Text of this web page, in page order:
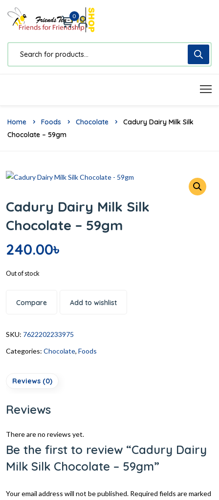
0
Home Foods Chocolate
Cadury Dairy Milk Silk
Chocolate – 59gm
Cadury Dairy Milk Silk
Chocolate – 59gm
240.00৳
Out of stock
Compare Add to wishlist
SKU: 7622202233975
Categories: Chocolate, Foods
Reviews (0)
Reviews
There are no reviews yet.
Be the first to review “Cadury Dairy
Milk Silk Chocolate – 59gm”
Your email address will not be published. Required fields are marked